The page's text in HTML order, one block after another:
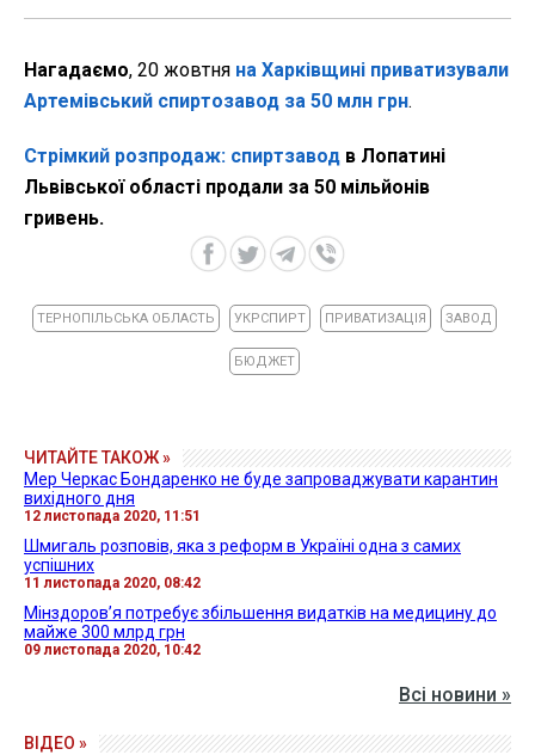
Нагадаємо, 20 жовтня на Харківщині приватизували
Артемівський спиртозавод за 50 млн грн.
Стрімкий розпродаж: спиртзавод в Лопатині
Львівської області продали за 50 мільйонів
гривень.
ТЕРНОПІЛЬСЬКА ОБЛАСТЬ УКРСПИРТ ПРИВАТИЗАЦІЯ ЗАВОД
БЮДЖЕТ
ЧИТАЙТЕ ТАКОЖ »
Мер Черкас Бондаренко не буде запроваджувати карантин
вихідного дня
12 листопада 2020, 11:51
Шмигаль розповів, яка з реформ в Україні одна з самих
успішних
11 листопада 2020, 08:42
Мінздоров’я потребує збільшення видатків на медицину до
майже 300 млрд грн
09 листопада 2020, 10:42
Всі новини »
ВІДЕО »